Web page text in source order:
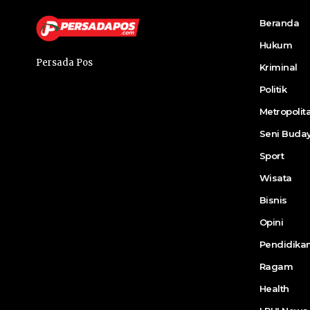
Persada Pos
Beranda
Hukum
Kriminal
Politik
Seni
Sport
Wisata
Bisnis
Opini
Ragam
Health